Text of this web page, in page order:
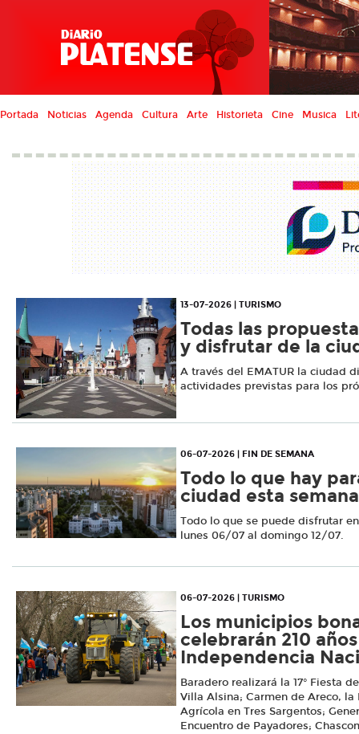
Portada Noticias Agenda Cultura Arte Historieta Cine Musica
13-07-2026 | TURISMO
Todas las
y disfrutar de la
A través del EMATUR la ciudad
actividades previstas para los
06-07-2026 | FIN DE SEMANA
Todo lo que hay
ciudad esta
Todo lo que se puede disfrutar
lunes 06/07 al domingo 12/07.
06-07-2026 | TURISMO
Los municipios
celebrarán 210
Independencia
Baradero realizará la 17° Fiesta
Villa Alsina; Carmen de Areco,
Agrícola en Tres Sargentos;
Encuentro de Payadores;